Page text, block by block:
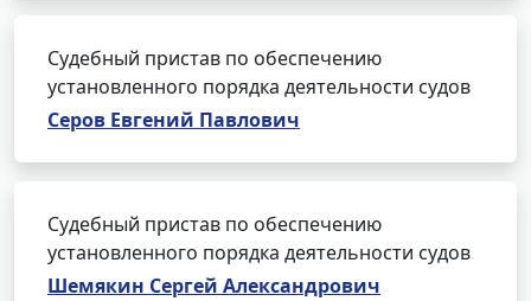
Судебный пристав по обеспечению
установленного порядка деятельности судов
Серов Евгений Павлович
Судебный пристав по обеспечению
установленного порядка деятельности судов
Шемякин Сергей Александрович